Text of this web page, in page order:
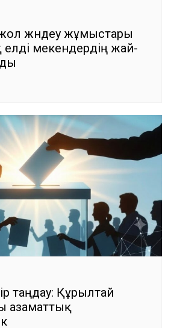
жөндеу жұмыстары
мекендердің жай-
таңдау: Құрылтай
азаматтық